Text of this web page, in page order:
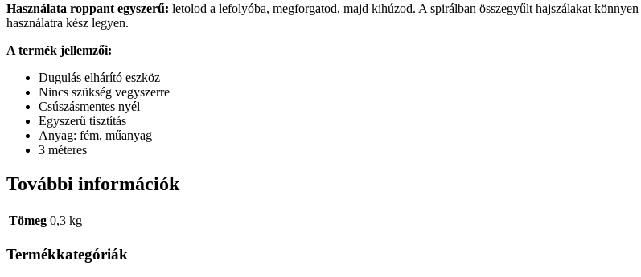
Használata roppant egyszerű: letolod a lefolyóba, megforgatod, majd kihúzod. A spirálban összegyűlt hajszálakat
használatra kész legyen.
A termék jellemzői:
Dugulás elhárító eszköz
Nincs szükség vegyszerre
Csúszásmentes nyél
Egyszerű tisztítás
Anyag: fém, műanyag
3 méteres
További információk
Tömeg 0,3 kg
Termékkategóriák